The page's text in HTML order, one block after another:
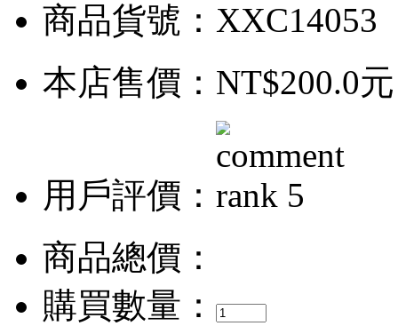
商品貨號：XXC14053
本店售價： NT$200.0元
用戶評價：
商品總價：
購買數量：